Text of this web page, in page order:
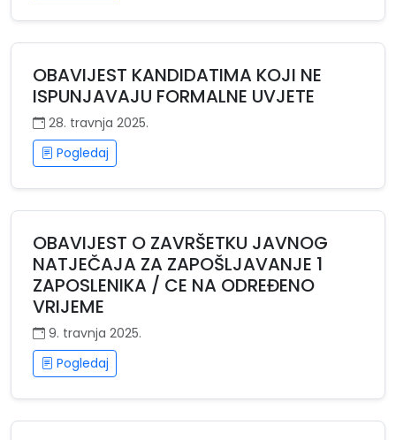
OBAVIJEST KANDIDATIMA KOJI NE
ISPUNJAVAJU FORMALNE UVJETE
28. travnja 2025.
Pogledaj
OBAVIJEST O ZAVRŠETKU JAVNOG
NATJEČAJA ZA ZAPOŠLJAVANJE 1
ZAPOSLENIKA / CE NA ODREĐENO
VRIJEME
9. travnja 2025.
Pogledaj